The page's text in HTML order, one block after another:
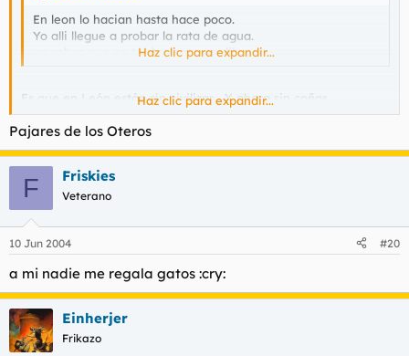
En leon lo hacian hasta hace poco.
Yo alli llegue a probar la rata de agua.
ya sabes que no te den gato por libre.
Haz clic para expandir...
Es que en León están sin civilizar... Y ahora sin coñas,
egonator... ¿En qué zona de León? Servidor, como verás, es de
Astorga, y por lo que he oído comentar hay zonas en las que el
gato es un manjar muy apreciado...
Haz clic para expandir...
Pajares de los Oteros
F Friskies
Veterano
10 Jun 2004 #20
a mi nadie me regala gatos :cry:
Einherjer
Frikazo